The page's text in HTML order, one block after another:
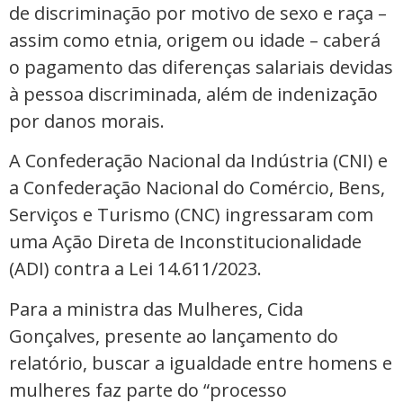
de discriminação por motivo de sexo e raça –
assim como etnia, origem ou idade – caberá
o pagamento das diferenças salariais devidas
à pessoa discriminada, além de indenização
por danos morais.
A Confederação Nacional da Indústria (CNI) e
a Confederação Nacional do Comércio, Bens,
Serviços e Turismo (CNC) ingressaram com
uma Ação Direta de Inconstitucionalidade
(ADI) contra a Lei 14.611/2023.
Para a ministra das Mulheres, Cida
Gonçalves, presente ao lançamento do
relatório, buscar a igualdade entre homens e
mulheres faz parte do “processo